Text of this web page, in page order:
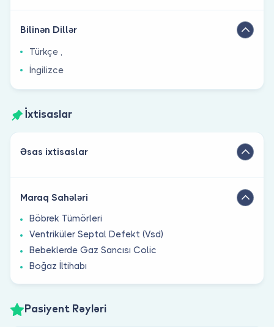
Bilinən Dillər
Türkçe ,
İngilizce
İxtisaslar
Əsas ixtisaslar
Maraq Sahələri
Böbrek Tümörleri
Ventriküler Septal Defekt (Vsd)
Bebeklerde Gaz Sancısı Colic
Boğaz İltihabı
Pasiyent Rəyləri